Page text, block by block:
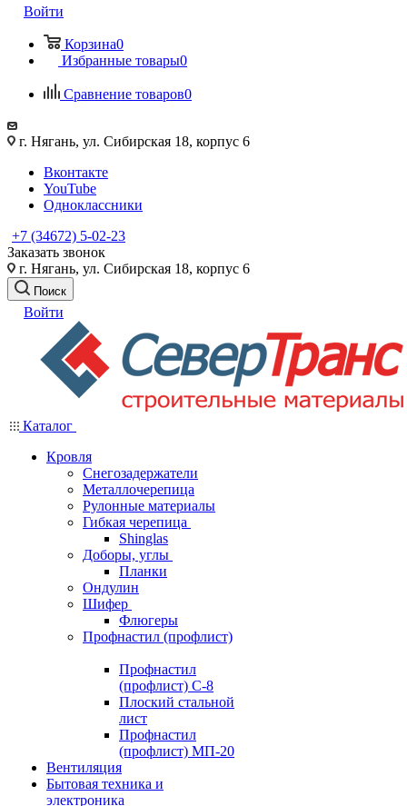
Войти
Корзина0
Избранные товары0
Сравнение товаров0
г. Нягань, ул. Сибирская 18, корпус 6
Вконтакте
YouTube
Одноклассники
+7 (34672) 5-02-23
Заказать звонок
г. Нягань, ул. Сибирская 18, корпус 6
Поиск
Войти
Каталог
Кровля
Снегозадержатели
Металлочерепица
Рулонные материалы
Гибкая черепица
Shinglas
Доборы, углы
Планки
Ондулин
Шифер
Флюгеры
Профнастил (профлист)
Профнастил
(профлист) С-8
Плоский стальной
лист
Профнастил
(профлист) МП-20
Вентиляция
Бытовая техника и
электроника